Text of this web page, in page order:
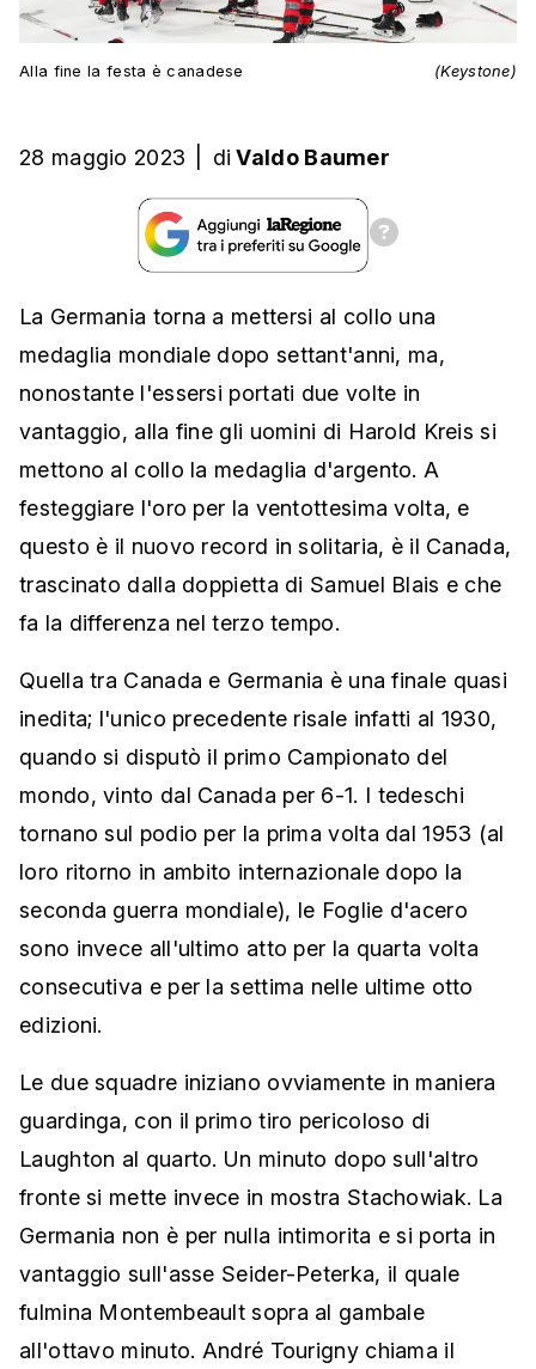
Alla fine la festa è canadese (Keystone)
28 maggio 2023 di Valdo Baumer
La Germania torna a mettersi al collo una
medaglia mondiale dopo settant'anni, ma,
nonostante l'essersi portati due volte in
vantaggio, alla fine gli uomini di Harold Kreis si
mettono al collo la medaglia d'argento. A
festeggiare l'oro per la ventottesima volta, e
questo è il nuovo record in solitaria, è il Canada,
trascinato dalla doppietta di Samuel Blais e che
fa la differenza nel terzo tempo.
Quella tra Canada e Germania è una finale quasi
inedita; l'unico precedente risale infatti al 1930,
quando si disputò il primo Campionato del
mondo, vinto dal Canada per 6-1. I tedeschi
tornano sul podio per la prima volta dal 1953 (al
loro ritorno in ambito internazionale dopo la
seconda guerra mondiale), le Foglie d'acero
sono invece all'ultimo atto per la quarta volta
consecutiva e per la settima nelle ultime otto
edizioni.
Le due squadre iniziano ovviamente in maniera
guardinga, con il primo tiro pericoloso di
Laughton al quarto. Un minuto dopo sull'altro
fronte si mette invece in mostra Stachowiak. La
Germania non è per nulla intimorita e si porta in
vantaggio sull'asse Seider-Peterka, il quale
fulmina Montembeault sopra al gambale
all'ottavo minuto. André Tourigny chiama il